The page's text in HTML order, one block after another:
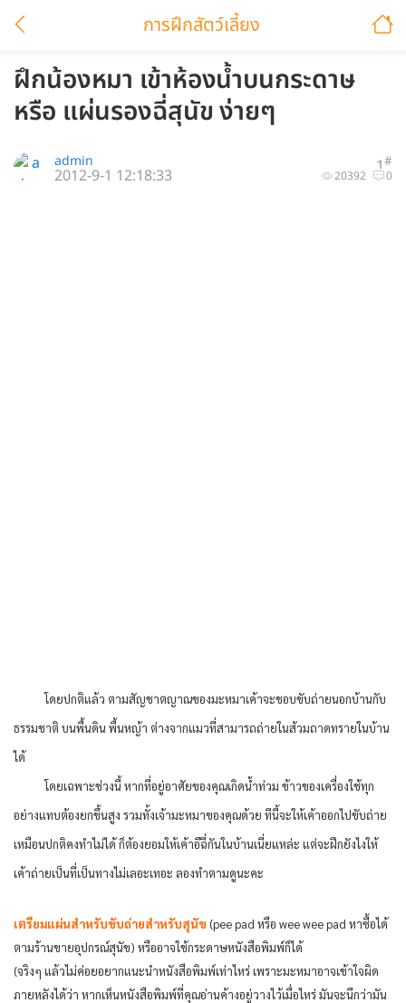
การฝึกสัตว์เลี้ยง
ฝึกน้องหมา เข้าห้องน้ำบนกระดาษ
หรือ แผ่นรองฉี่สุนัข ง่ายๆ
1#
admin
20392 0
2012-9-1 12:18:33
โดยปกติแล้ว ตามสัญชาตญาณของมะหมาเค้าจะชอบขับถ่ายนอกบ้านกับ
ธรรมชาติ บนพื้นดิน พื้นหญ้า ต่างจากแมวที่สามารถถ่ายในส้วมถาดทรายในบ้าน
ได้
โดยเฉพาะช่วงนี้ หากที่อยู่อาศัยของคุณเกิดน้ำท่วม ข้าวของเครื่องใช้ทุก
อย่างแทบต้องยกขึ้นสูง รวมทั้งเจ้ามะหมาของคุณด้วย ทีนี้จะให้เค้าออกไปขับถ่าย
เหมือนปกติคงทำไม่ได้ ก็ต้องยอมให้เค้าอึฉี่กันในบ้านเนี่ยแหล่ะ แต่จะฝึกยังไงให้
เค้าถ่ายเป็นที่เป็นทางไม่เลอะเทอะ ลองทำตามดูนะคะ
เตรียมแผ่นสำหรับขับถ่ายสำหรับสุนัข (pee pad หรือ wee wee pad หาซื้อได้
ตามร้านขายอุปกรณ์สุนัข) หรืออาจใช้กระดาษหนังสือพิมพ์ก็ได้
(จริงๆ แล้วไม่ค่อยอยากแนะนำหนังสือพิมพ์เท่าไหร่ เพราะมะหมาอาจเข้าใจผิด
ภายหลังได้ว่า หากเห็นหนังสือพิมพ์ที่คุณอ่านค้างอยู่วางไว้เมื่อไหร่ มันจะนึกว่ามัน